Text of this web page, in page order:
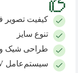
کیفیت تصویر
تنوع سایز
طراحی شیک
سیستم‌عامل Google TV